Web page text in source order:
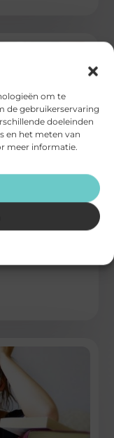
om te
de gebruikerservaring
doeleinden
en het meten van
meer informatie.
stap begeleidt